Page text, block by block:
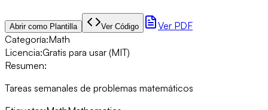
Abrir como Plantilla Ver Código
Ver PDF
Categoría:Math
Licencia:Gratis para usar (MIT)
Resumen:
Tareas semanales de problemas matemáticos